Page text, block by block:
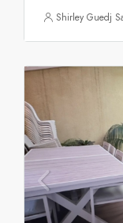
Shirley Guedj